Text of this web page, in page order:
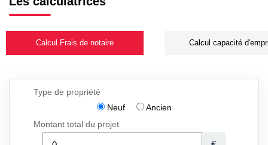
Calcul Frais de notaire Calcul capacité